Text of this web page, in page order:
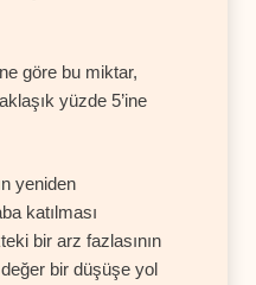
göre bu miktar,
yüzde 5’ine
yeniden
katılması
bir arz fazlasının
bir düşüşe yol